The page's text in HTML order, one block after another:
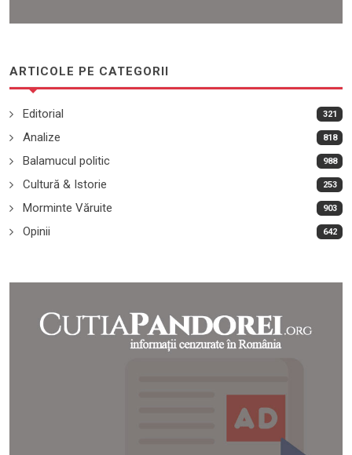
ARTICOLE PE CATEGORII
Editorial 321
Analize 818
Balamucul politic 988
Cultură & Istorie 253
Morminte Văruite 903
Opinii 642